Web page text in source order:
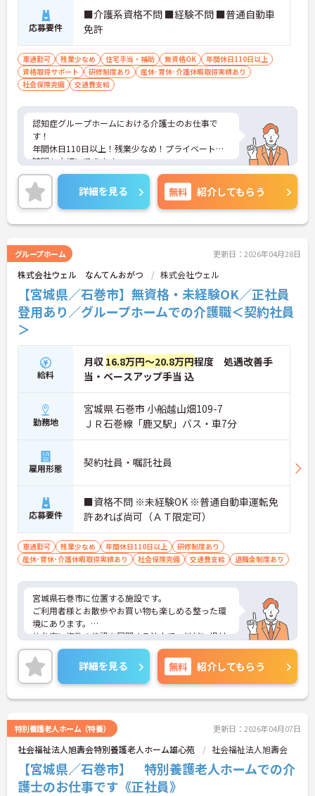
備」により現場の負担が大幅に軽減されています。
ご利用者様の安全性はもちろん、働くスタッフにと
っても身体的負担が少なく、高いモチベーションを
保って業務に集中できます。
応募要件
■介護系資格不問 ■経験不問 ■普通自動車
免許
車通勤可 残業少なめ 住宅手当・補助 無資格OK
年間休日110日以上
資格取得サポート
研修制度あり
産休･育休･介護休暇取得実績あり
社会保険完備
交通費支給
認知症グループホームにおける介護士のお仕事で
す！
年間休日110日以上！残業少なめ！プライベートな
時間も大切にできます。
無料駐車場完備でマイカー通勤希望の方も安心！
ご興味ある方には、面接のポイントなど、さらに詳
細をお話致しますのでお気軽にご相談ください。
詳細を見る 無料 紹介してもらう
グループホーム 更新日：2026年04月28日
株式会社ウェル なんてんおがつ 株式会社ウェル
【宮城県／石巻市】無資格・未経験OK／正社員
登用あり／グループホームでの介護職＜契約社員
＞
給料
月収 16.8万円～20.8万円程度 処遇改善手
当・ベースアップ手当 込
勤務地
宮城県 石巻市 小船越山畑109-7
ＪＲ石巻線「鹿又駅」バス・車7分
雇用形態 契約社員・嘱託社員
応募要件
■資格不問 ※未経験OK ※普通自動車運転免
許あれば尚可（ＡＴ限定可）
車通勤可 残業少なめ 年間休日110日以上
研修制度あり
産休･育休･介護休暇取得実績あり
社会保険完備 交通費支給 退職金制度あり
宮城県石巻市に位置する施設です。
ご利用者様とお散歩やお買い物も楽しめる整った環
境にあります。
仙台市に複数の施設を展開する法人で、地域に根付
いたサービスを提供しています。
これから介護業界へチャレンジしたい方も歓迎で
す。
ご興味ある方には、面接対策ポイントなど、さらに
詳細をお話しいたしますのでお気軽にご相談くださ
詳細を見る 無料 紹介してもらう
特別養護老人ホーム（特養） 更新日：2026年04月07日
社会福祉法人旭壽会特別養護老人ホーム雄心苑 社会福祉法人旭壽会
【宮城県／石巻市】 特別養護老人ホームでの介
護士のお仕事です《正社員》